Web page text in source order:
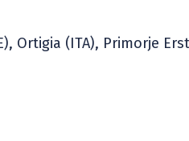
Ortigia (ITA), Primorje